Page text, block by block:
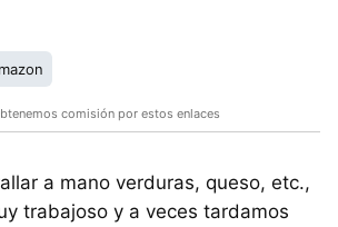
comisión por estos enlaces
a mano verduras, queso, etc.,
trabajoso y a veces tardamos